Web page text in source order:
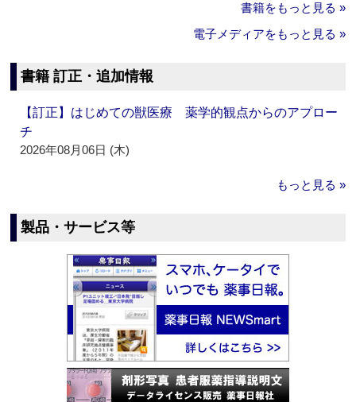
書籍をもっと見る »
電子メディアをもっと見る »
書籍 訂正・追加情報
【訂正】はじめての獣医療 薬学的観点からのアプロー
チ
2026年08月06日 (木)
もっと見る »
製品・サービス等